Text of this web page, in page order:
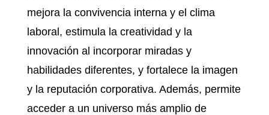
mejora la convivencia interna y el clima
laboral, estimula la creatividad y la
innovación al incorporar miradas y
habilidades diferentes, y fortalece la imagen
y la reputación corporativa. Además, permite
acceder a un universo más amplio de